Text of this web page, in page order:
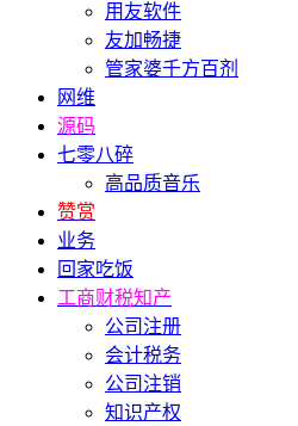
用友软件
友加畅捷
管家婆千方百剂
网维
源码
七零八碎
高品质音乐
赞赏
业务
回家吃饭
工商财税知产
公司注册
会计税务
公司注销
知识产权